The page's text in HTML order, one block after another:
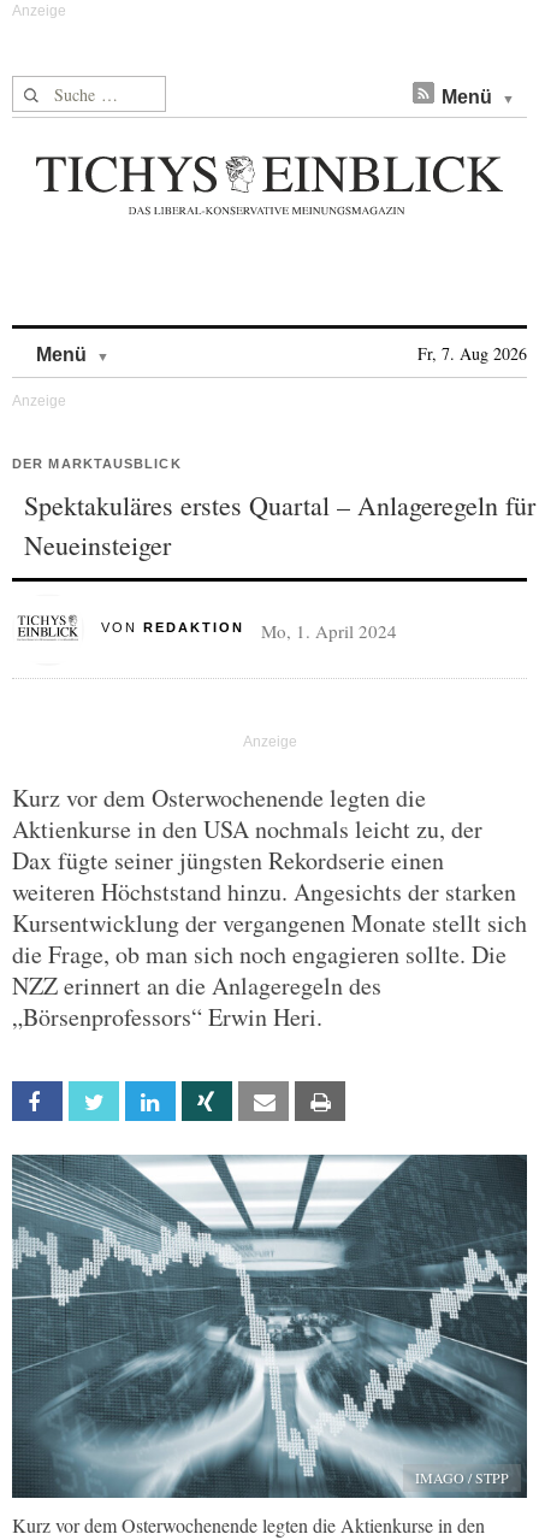
Suche nach: Menü
Menü Fr, 7. Aug 2026
DER MARKTAUSBLICK
Spektakuläres erstes Quartal – Anlageregeln für
Neueinsteiger
VON REDAKTION Mo, 1. April 2024
Kurz vor dem Osterwochenende legten die
Aktienkurse in den USA nochmals leicht zu, der
Dax fügte seiner jüngsten Rekordserie einen
weiteren Höchststand hinzu. Angesichts der starken
Kursentwicklung der vergangenen Monate stellt sich
die Frage, ob man sich noch engagieren sollte. Die
NZZ erinnert an die Anlageregeln des
„Börsenprofessors“ Erwin Heri.
Facebook Twitter Linkedin Xing Email
IMAGO / STPP
Kurz vor dem Osterwochenende legten die Aktienkurse in den